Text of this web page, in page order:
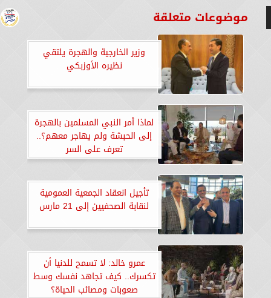
موضوعات متعلقة
وزير الخارجية والهجرة يلتقي
نظيره الأوزبكي
لماذا أمر النبي المسلمين بالهجرة
إلى الحبشة ولم يهاجر معهم؟..
تعرف على السر
تأجيل انعقاد الجمعية العمومية
لنقابة الصحفيين إلى 21 مارس
عمرو خالد: لا تسمح للدنيا أن
تكسرك.. كيف تجاهد نفسك وسط
صعوبات ومصائب الحياة؟